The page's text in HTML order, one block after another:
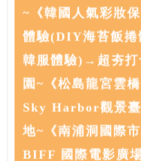
~《韓國人氣彩妝
體驗(DIY海苔飯捲
韓服體驗)→超夯打
園~《松島龍宮雲
Sky Harbor觀景
地~《南浦洞國際
BIFF 國際電影廣場